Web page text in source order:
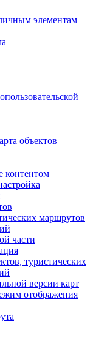
элементам
объектов
контентом
маршрутов
части
туристических
версии карт
отображения